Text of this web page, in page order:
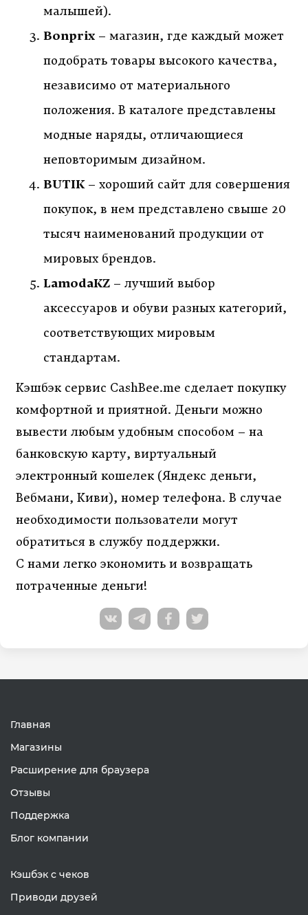
малышей).
Bonprix– магазин, где каждый может
подобрать товары высокого качества,
независимо от материального
положения. В каталоге представлены
модные наряды, отличающиеся
неповторимым дизайном.
BUTIK– хороший сайт для совершения
покупок, в нем представлено свыше 20
тысяч наименований продукции от
мировых брендов.
LamodaKZ– лучший выбор
аксессуаров и обуви разных категорий,
соответствующих мировым
стандартам.
Кэшбэк сервис CashBee.me сделает покупку
комфортной и приятной. Деньги можно
вывести любым удобным способом – на
банковскую карту, виртуальный
электронный кошелек (Яндекс деньги,
Вебмани, Киви), номер телефона. В случае
необходимости пользователи могут
обратиться в службу поддержки.
С нами легко экономить и возвращать
потраченные деньги!
Главная
Магазины
Расширение для браузера
Отзывы
Поддержка
Блог компании
Кэшбэк с чеков
Приводи друзей